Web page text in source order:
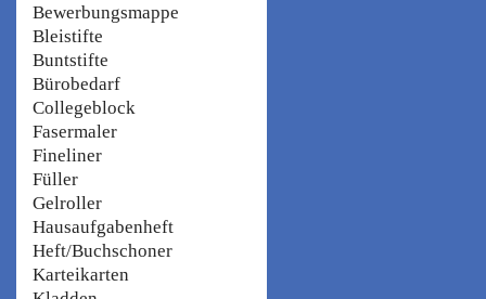
Bewerbungsmappe
Bleistifte
Buntstifte
Bürobedarf
Collegeblock
Fasermaler
Fineliner
Füller
Gelroller
Hausaufgabenheft
Heft/Buchschoner
Karteikarten